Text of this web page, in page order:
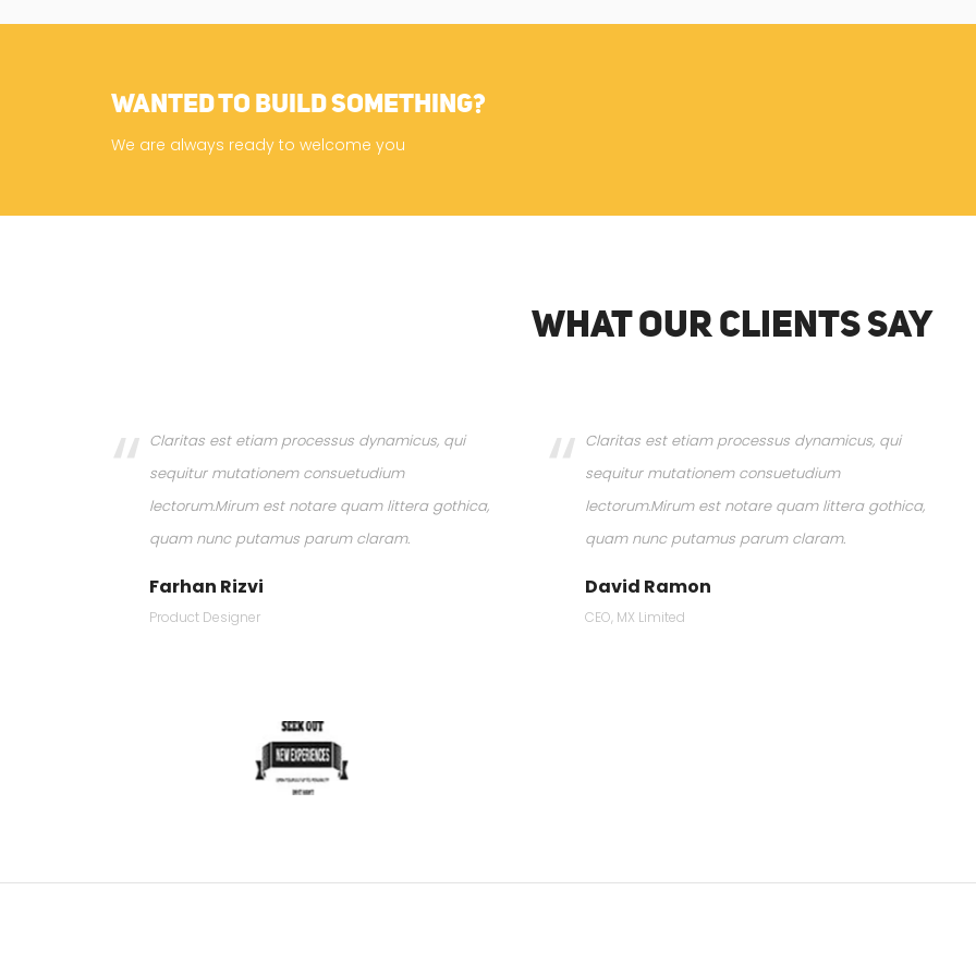
Wanted to build something?
We are always ready to welcome you
what our clients say
Claritas est etiam processus dynamicus, qui
sequitur mutationem consuetudium
lectorum.Mirum est notare quam littera gothica,
quam nunc putamus parum claram.
Farhan Rizvi
Product Designer
Claritas est etiam processus dynamicus, qui
sequitur mutationem consuetudium
lectorum.Mirum est notare quam littera gothica,
quam nunc putamus parum claram.
David Ramon
CEO, MX Limited